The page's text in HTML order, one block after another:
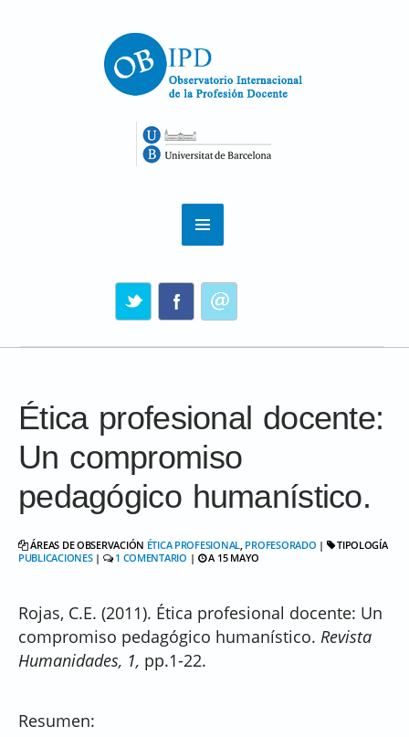
Ética profesional docente:
Un compromiso
pedagógico humanístico.
ÁREAS DE OBSERVACIÓN ÉTICA PROFESIONAL, PROFESORADO |
TIPOLOGÍA
PUBLICACIONES| 1 COMENTARIO | A 15 MAYO
Rojas, C.E. (2011). Ética profesional docente: Un
compromiso pedagógico humanístico. Revista
Humanidades, 1, pp.1-22.
Resumen: